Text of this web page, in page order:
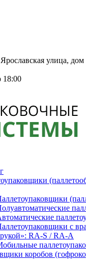
улица, дом
18:00
с
RA-S / RA-A
коробов